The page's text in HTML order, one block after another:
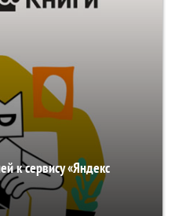
к сервису «Яндекс